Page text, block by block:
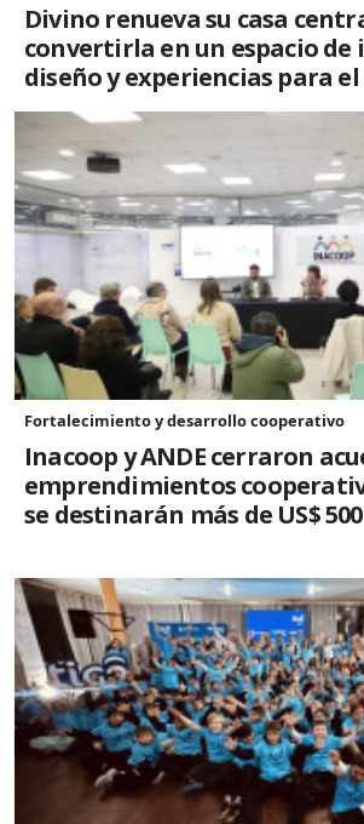
Divino renueva su casa
convertirla en un espacio de
diseño y experiencias para
Fortalecimiento y desarrollo cooperativo
Inacoop y ANDE cerraron
emprendimientos
se destinarán más de US$